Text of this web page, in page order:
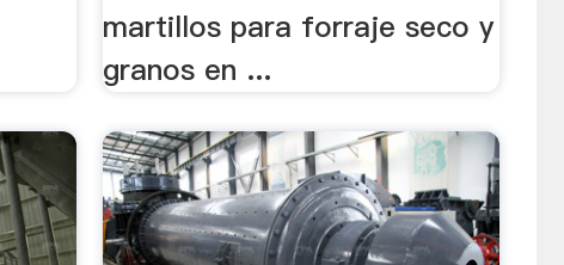
martillos para forraje seco y
granos en ...